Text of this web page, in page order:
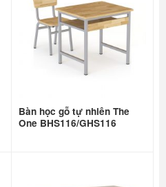
Bàn học gỗ tự nhiên The
One BHS116/GHS116